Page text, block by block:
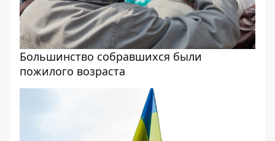
Большинство собравшихся были
пожилого возраста